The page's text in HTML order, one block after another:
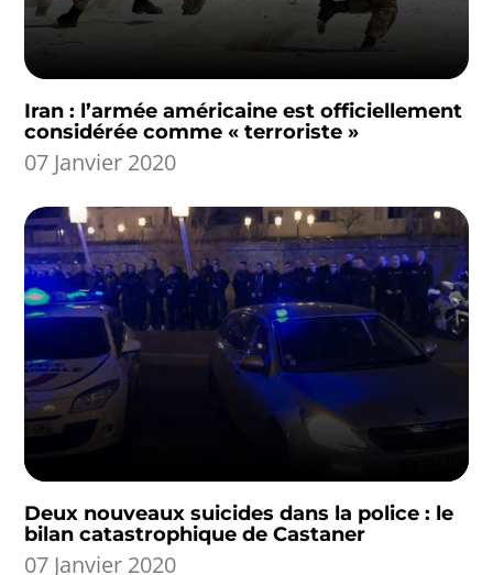
Iran : l’armée américaine est officiellement
considérée comme « terroriste »
07 Janvier 2020
Deux nouveaux suicides dans la police : le
bilan catastrophique de Castaner
07 Janvier 2020